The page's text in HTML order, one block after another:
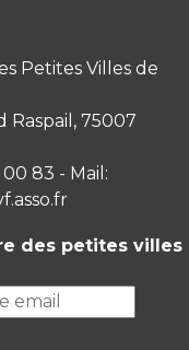
Petites Villes de
Raspail, 75007
00 83 - Mail:
des petites villes